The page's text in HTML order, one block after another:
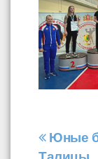
Юные